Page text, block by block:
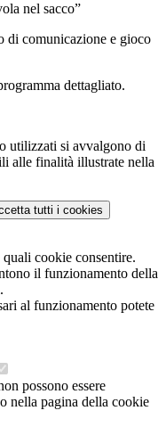
nel sacco”
di comunicazione e gioco
dettagliato.
utilizzati si avvalgono di
alle finalità illustrate nella
tutti i cookies
quali cookie consentire.
il funzionamento della
al funzionamento potete
possono essere
nella pagina della cookie